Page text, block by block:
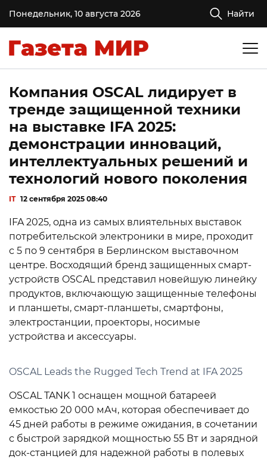
Понедельник, 10 августа 2026 Найти
Компания OSCAL лидирует в
тренде защищенной техники
на выставке IFA 2025:
демонстрации инноваций,
интеллектуальных решений и
технологий нового поколения
IT 12 сентября 2025 08:40
IFA 2025, одна из самых влиятельных выставок
потребительской электроники в мире, проходит
с 5 по 9 сентября в Берлинском выставочном
центре. Восходящий бренд защищенных смарт-
устройств OSCAL представил новейшую линейку
продуктов, включающую защищенные телефоны
и планшеты, смарт-планшеты, смартфоны,
электростанции, проекторы, носимые
устройства и аксессуары.
OSCAL Leads the Rugged Tech Trend at IFA 2025
OSCAL TANK 1 оснащен мощной батареей
емкостью 20 000 мАч, которая обеспечивает до
45 дней работы в режиме ожидания, в сочетании
с быстрой зарядкой мощностью 55 Вт и зарядной
док-станцией для надежной работы в полевых